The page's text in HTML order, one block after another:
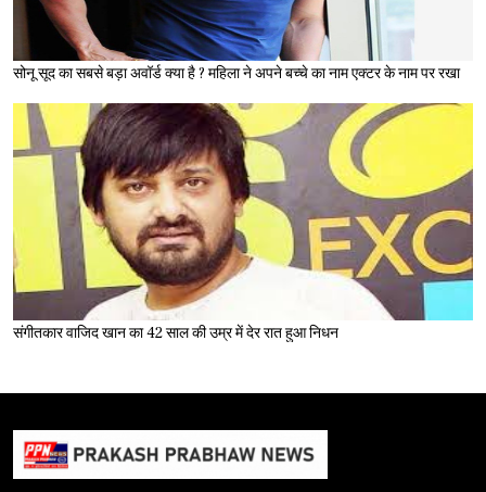
सोनू सूद का सबसे बड़ा अवॉर्ड क्या है ? महिला ने अपने बच्चे का नाम एक्टर के नाम पर रखा
संगीतकार वाजिद खान का 42 साल की उम्र में देर रात हुआ निधन